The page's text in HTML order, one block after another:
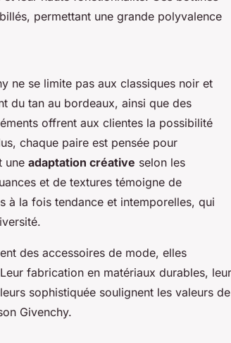
permettant une grande polyvalence
ne se limite pas aux classiques noir et
du tan au bordeaux, ainsi que des
offrent aux clientes la possibilité
chaque paire est pensée pour
une adaptation créative selon les
et de textures témoigne de
à la fois tendance et intemporelles, qui
des accessoires de mode, elles
fabrication en matériaux durables, leur
sophistiquée soulignent les valeurs de
Givenchy.